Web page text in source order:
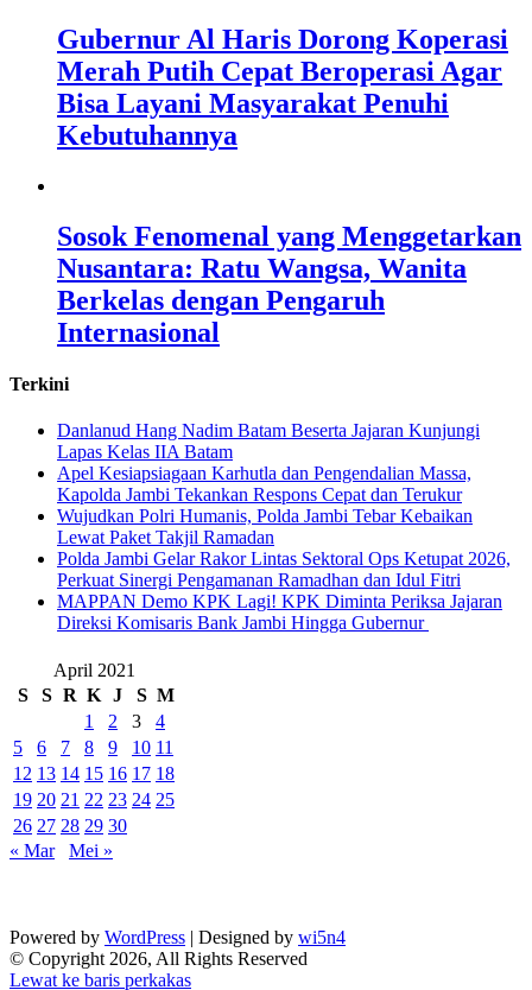
Gubernur Al Haris Dorong Koperasi
Merah Putih Cepat Beroperasi Agar
Bisa Layani Masyarakat Penuhi
Kebutuhannya
Sosok Fenomenal yang Menggetarkan
Nusantara: Ratu Wangsa, Wanita
Berkelas dengan Pengaruh
Internasional
Terkini
Danlanud Hang Nadim Batam Beserta Jajaran Kunjungi
Lapas Kelas IIA Batam
Apel Kesiapsiagaan Karhutla dan Pengendalian Massa,
Kapolda Jambi Tekankan Respons Cepat dan Terukur
Wujudkan Polri Humanis, Polda Jambi Tebar Kebaikan
Lewat Paket Takjil Ramadan
Polda Jambi Gelar Rakor Lintas Sektoral Ops Ketupat 2026,
Perkuat Sinergi Pengamanan Ramadhan dan Idul Fitri
‎MAPPAN Demo KPK Lagi! KPK Diminta Periksa Jajaran
Direksi Komisaris Bank Jambi Hingga Gubernur ‎
April 2021
S
S R K J S M
1
2 3
4
5
6 7 8 9 10 11
12 13 14 15 16 17 18
19 20 21 22 23 24 25
26 27 28 29 30
« Mar
Mei »
Powered by WordPress | Designed by wi5n4
© Copyright 2026, All Rights Reserved
Lewat ke baris perkakas